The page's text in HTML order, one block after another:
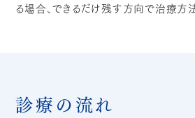
る場合、できるだけ残す方向で治療方
診療の流れ